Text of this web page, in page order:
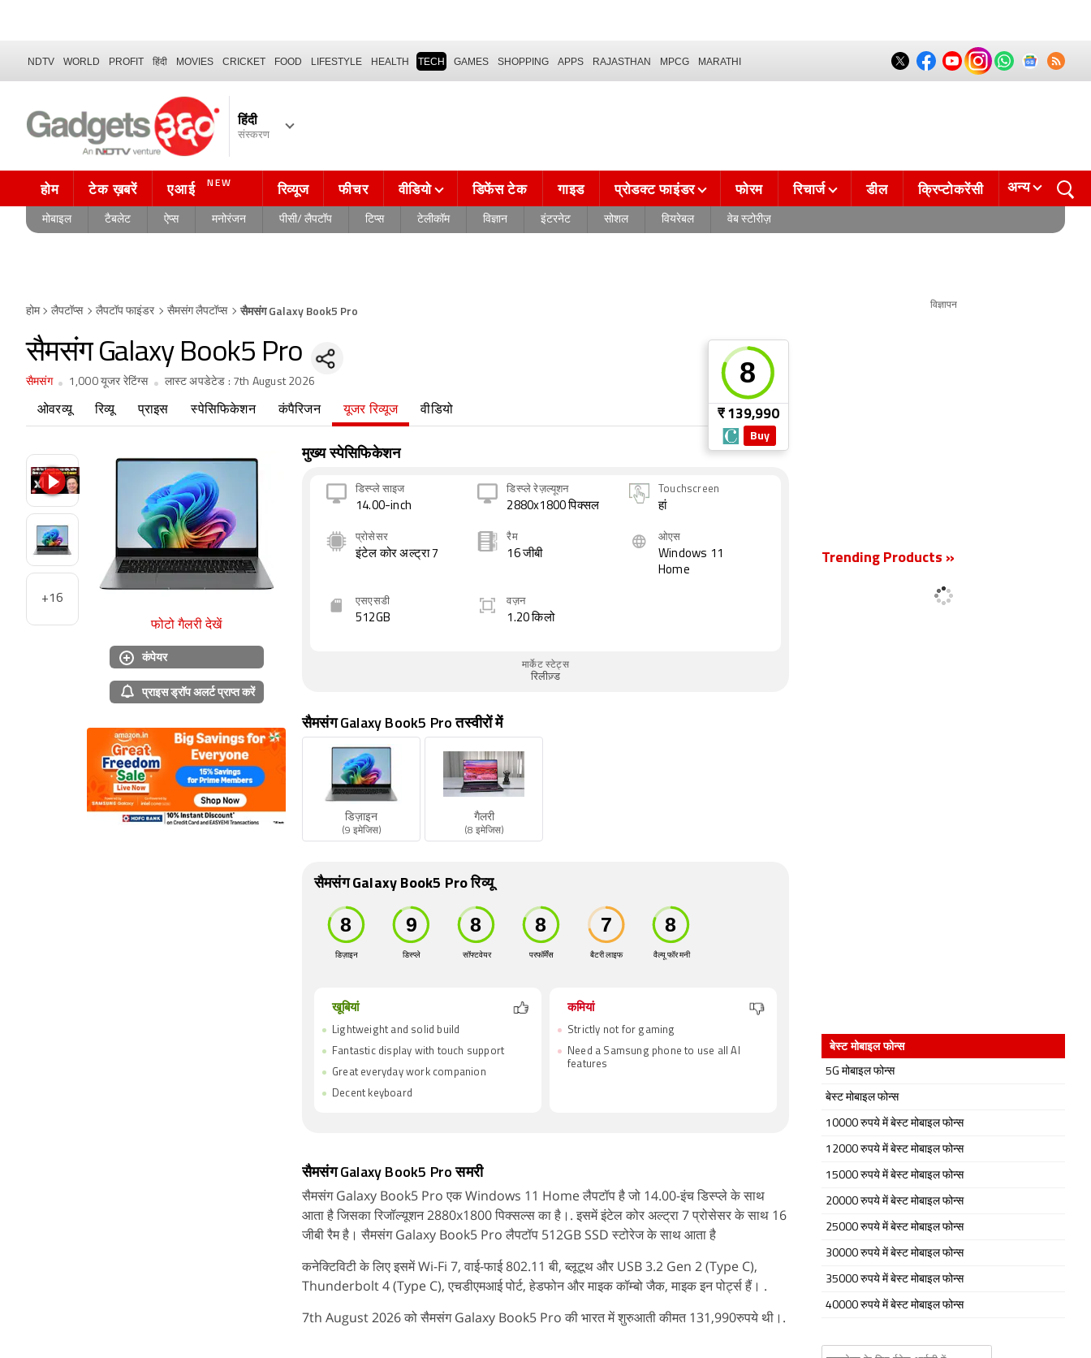
NDTV WORLD PROFIT हिंदी MOVIES CRICKET FOOD LIFESTYLE HEALTH TECH GAMES SHOPPING APPS RAJASTHAN MPCG MARATHI
हिंदी
संस्करण
होम टेक ख़बरें एआई NEW रिव्यूज फीचर वीडियो डिफेंस टेक गाइड प्रोडक्ट फाइंडर फोरम रिचार्ज डील क्रिप्टोकरेंसी अन्य
मोबाइल टैबलेट ऐप्स मनोरंजन पीसी/ लैपटॉप टिप्स टेलीकॉम विज्ञान इंटरनेट सोशल वियरेबल वेब स्टोरीज़
होम लैपटॉप्स लैपटॉप फाइंडर सैमसंग लैपटॉप्स सैमसंग Galaxy Book5 Pro
सैमसंग Galaxy Book5 Pro
सैमसंग 1,000 यूजर रेटिंग्स लास्ट अपडेटेड : 7th August 2026
ओवरव्यू रिव्यू प्राइस स्पेसिफिकेशन कंपैरिजन यूजर रिव्यूज वीडियो ₹ 139,990
Buy
+16
फोटो गैलरी देखें
कंपेयर
प्राइस ड्रॉप अलर्ट प्राप्त करें
मुख्य स्पेसिफिकेशन
डिस्प्ले साइज
14.00-inch
डिस्प्ले रेज़ल्यूशन
2880x1800 पिक्सल
Touchscreen
हां
प्रोसेसर
इंटेल कोर अल्ट्रा 7
रैम
16 जीबी
ओएस
Windows 11
Home
एसएसडी
512GB
वज़न
1.20 किलो
मार्केट स्टेट्स
रिलीज़्ड
सैमसंग Galaxy Book5 Pro तस्वीरों में
डिज़ाइन
(9 इमेजिस)
गैलरी
(8 इमेजिस)
सैमसंग Galaxy Book5 Pro रिव्यू
डिज़ाइन डिस्प्ले सॉफ्टवेयर परफॉर्मेंस बैटरी लाइफ वैल्यू फॉर मनी
खूबियां
Lightweight and solid build
Fantastic display with touch support
Great everyday work companion
Decent keyboard
कमियां
Strictly not for gaming
Need a Samsung phone to use all AI
features
सैमसंग Galaxy Book5 Pro समरी
सैमसंग Galaxy Book5 Pro एक Windows 11 Home लैपटॉप है जो 14.00-इंच डिस्प्ले के साथ
आता है जिसका रिजॉल्यूशन 2880x1800 पिक्सल्स का है।. इसमें इंटेल कोर अल्ट्रा 7 प्रोसेसर के साथ 16
जीबी रैम है। सैमसंग Galaxy Book5 Pro लैपटॉप 512GB SSD स्टोरेज के साथ आता है
कनेक्टिविटी के लिए इसमें Wi-Fi 7, वाई-फाई 802.11 बी, ब्लूटूथ और USB 3.2 Gen 2 (Type C),
Thunderbolt 4 (Type C), एचडीएमआई पोर्ट, हेडफोन और माइक कॉम्बो जैक, माइक इन पोर्ट्स हैं। .
7th August 2026 को सैमसंग Galaxy Book5 Pro की भारत में शुरुआती कीमत 131,990रुपये थी।.
विज्ञापन
Trending Products »
बेस्ट मोबाइल फोन्स
5G मोबाइल फोन्स
बेस्ट मोबाइल फोन्स
10000 रुपये में बेस्ट मोबाइल फोन्स
12000 रुपये में बेस्ट मोबाइल फोन्स
15000 रुपये में बेस्ट मोबाइल फोन्स
20000 रुपये में बेस्ट मोबाइल फोन्स
25000 रुपये में बेस्ट मोबाइल फोन्स
30000 रुपये में बेस्ट मोबाइल फोन्स
35000 रुपये में बेस्ट मोबाइल फोन्स
40000 रुपये में बेस्ट मोबाइल फोन्स